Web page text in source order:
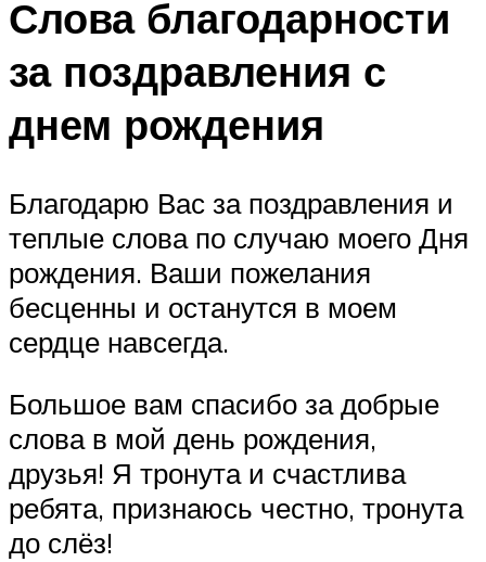
Слова благодарности
за поздравления с
днем рождения
Благодарю Вас за поздравления и
теплые слова по случаю моего Дня
рождения. Ваши пожелания
бесценны и останутся в моем
сердце навсегда.
Большое вам спасибо за добрые
слова в мой день рождения,
друзья! Я тронута и счастлива
ребята, признаюсь честно, тронута
до слёз!